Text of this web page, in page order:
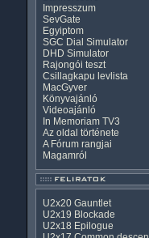
Impresszum
SevGate
Egyiptom
SGC Dial Simulator
DHD Simulator
Rajongói teszt
Csillagkapu levlista
MacGyver
Könyvajánló
Videoajánló
In Memoriam TV3
Az oldal története
A Fórum rangjai
Magamról
U2x20 Gauntlet
U2x19 Blockade
U2x18 Epilogue